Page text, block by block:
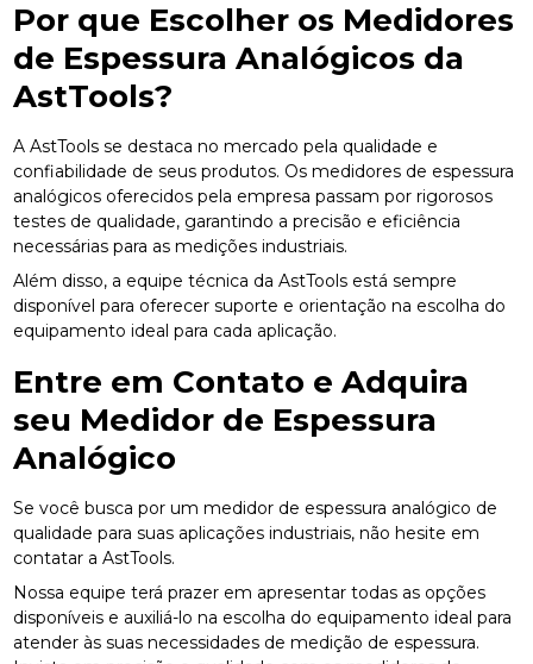
Por que Escolher os Medidores
de Espessura Analógicos da
AstTools?
A AstTools se destaca no mercado pela qualidade e
confiabilidade de seus produtos. Os medidores de espessura
analógicos oferecidos pela empresa passam por rigorosos
testes de qualidade, garantindo a precisão e eficiência
necessárias para as medições industriais.
Além disso, a equipe técnica da AstTools está sempre
disponível para oferecer suporte e orientação na escolha do
equipamento ideal para cada aplicação.
Entre em Contato e Adquira
seu Medidor de Espessura
Analógico
Se você busca por um medidor de espessura analógico de
qualidade para suas aplicações industriais, não hesite em
contatar a AstTools.
Nossa equipe terá prazer em apresentar todas as opções
disponíveis e auxiliá-lo na escolha do equipamento ideal para
atender às suas necessidades de medição de espessura.